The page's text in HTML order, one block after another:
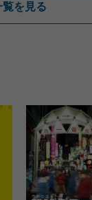
覧を見る